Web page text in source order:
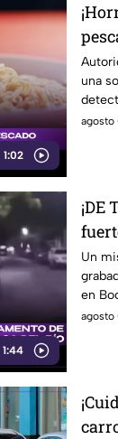
1:02
se
una
agosto
1:44
¡DE
Río,
Un
en
sobre
agosto